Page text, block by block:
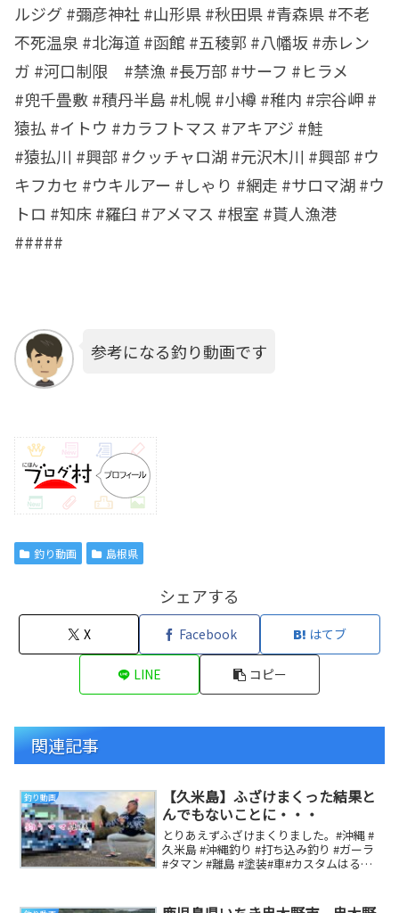
ルジグ #彌彦神社 #山形県 #秋田県 #青森県 #不老
不死温泉 #北海道 #函館 #五稜郭 #八幡坂 #赤レン
ガ #河口制限 #禁漁 #長万部 #サーフ #ヒラメ
#兜千畳敷 #積丹半島 #札幌 #小樽 #稚内 #宗谷岬 #
猿払 #イトウ #カラフトマス #アキアジ #鮭
#猿払川 #興部 #クッチャロ湖 #元沢木川 #興部 #ウ
キフカセ #ウキルアー #しゃり #網走 #サロマ湖 #ウ
トロ #知床 #羅臼 #アメマス #根室 #貰人漁港
#####
参考になる釣り動画です
釣り動画 島根県
シェアする
X Facebook はてブ
LINE コピー
関連記事
釣り動画
【久米島】ふざけまくった結果と
んでもないことに・・・
とりあえずふざけまくりました。#沖縄 #
久米島 #沖縄釣り #打ち込み釣り #ガーラ
#タマン #離島 #塗装#車#カスタムはるぼ